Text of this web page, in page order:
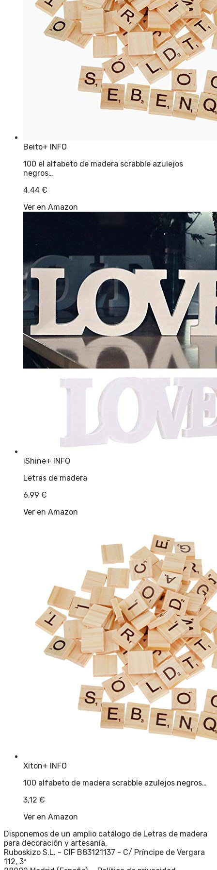
Beito+ INFO
100 el alfabeto de madera scrabble azulejos
negros…
4,44 €
Ver en Amazon
iShine+ INFO
Letras de madera
6,99 €
Ver en Amazon
Xiton+ INFO
100 alfabeto de madera scrabble azulejos negros…
3,12 €
Ver en Amazon
Disponemos de un amplio catálogo de Letras de madera
para decoración y artesanía.
Ruboskizo S.L. - CIF B83121137 - C/ Príncipe de Vergara
112, 3ª